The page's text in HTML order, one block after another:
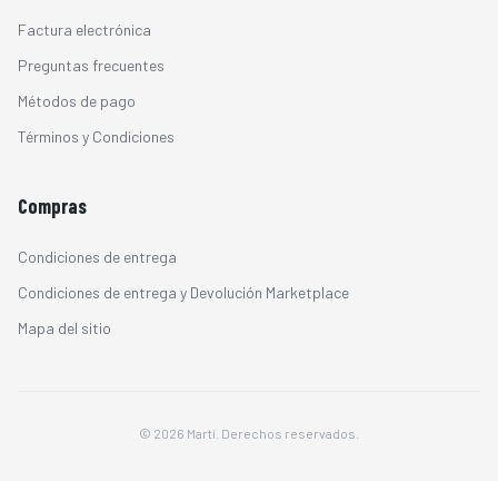
Factura electrónica
Preguntas frecuentes
Métodos de pago
Términos y Condiciones
Compras
Condiciones de entrega
Condiciones de entrega y Devolución Marketplace
Mapa del sitio
© 2026 Martí. Derechos reservados.